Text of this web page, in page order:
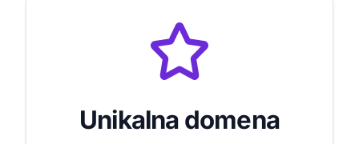
Unikalna domena